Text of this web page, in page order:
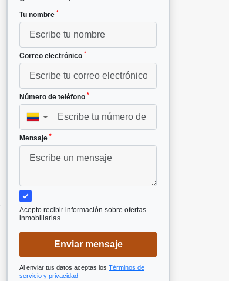
Tu nombre *
Correo electrónico *
Número de teléfono *
▼
Mensaje *
Acepto recibir información sobre ofertas
inmobiliarias
Enviar mensaje
Al enviar tus datos aceptas los Términos de
servicio y privacidad